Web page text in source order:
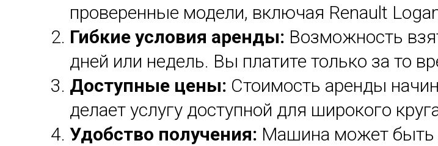
проверенные модели, включая Renault
Гибкие условия аренды: Возможность
дней или недель. Вы платите только за то
Доступные цены: Стоимость аренды
делает услугу доступной для широкого
Удобство получения: Машина может быть